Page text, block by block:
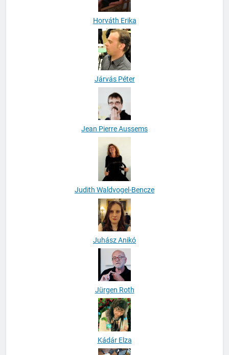
Horváth Erika
Járvás Péter
Jean Pierre Aussems
Judith Waldvogel-Bencze
Juhász Anikó
Jürgen Roth
Kádár Elza